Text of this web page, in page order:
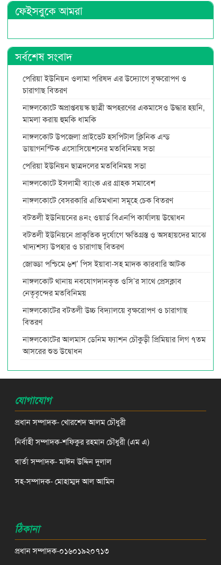
ফেইসবুকে আমরা
সর্বশেষ সংবাদ
পেরিয়া ইউনিয়ন ওলামা পরিষদ এর উদ্যোগে বৃক্ষরোপণ ও
চারাগাছ বিতরণ
নাঙ্গলকোটে অপ্রাপ্তবয়স্ক ছাত্রী অপহরণের একমাসেও উদ্ধার হয়নি,
মামলা করায় হুমকি ধামকি
নাঙ্গলকোট উপজেলা প্রাইভেট হসপিটাল ক্লিনিক এন্ড
ডায়াগনস্টিক এসোসিয়েশনের মতবিনিময় সভা
পেরিয়া ইউনিয়ন ছাত্রদলের মতবিনিময় সভা
নাঙ্গলকোটে ইসলামী ব্যাংক এর গ্রাহক সমাবেশ
নাঙ্গলকোটে বেসরকারি এতিমখানা সমূহে চেক বিতরণ
বটতলী ইউনিয়নের ৪নং ওয়ার্ড বিএনপি কার্যালয় উদ্বোধন
বটতলী ইউনিয়নে প্রাকৃতিক দুর্যোগে ক্ষতিগ্রস্ত ও অসহায়দের মাঝে
খাদ্যশস্য উপহার ও চারাগাছ বিতরণ
জোড্ডা পশ্চিমে ৬শ’ পিস ইয়াবা-সহ মাদক কারবারি আটক
নাঙ্গলকোট থানায় নবযোগদানকৃত ওসি’র সাথে প্রেসক্লাব
নেতৃবৃন্দের মতবিনিময়
নাঙ্গলকোটের বটতলী উচ্চ বিদ্যালয়ে বৃক্ষরোপণ ও চারাগাছ
বিতরণ
নাঙ্গলকোটের আলমাস ডেনিম ফ্যাশন চৌকুড়ী প্রিমিয়ার লিগ ৭তম
আসরের শুভ উদ্বোধন
যোগাযোগ
প্রধান সম্পাদক- খোরশেদ আলম চৌধুরী
নির্বাহী সম্পাদক-শফিকুর রহমান চৌধুরী (এম এ)
বার্তা সম্পাদক- মাঈন উদ্দিন দুলাল
সহ-সম্পাদক- মোহাম্মদ আল আমিন
ঠিকানা
প্রধান সম্পাদক-০১৬০১৯২০৭১৩